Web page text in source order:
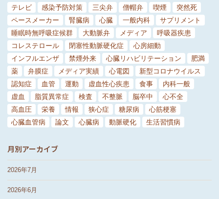
テレビ 感染予防対策 三尖弁 僧帽弁 喫煙
突然死
ペースメーカー
腎臓病 心臓 一般内科
サプリメント
睡眠時無呼吸症候群
大動脈弁 メディア
呼吸器疾患
コレステロール
閉塞性動脈硬化症
心房細動
インフルエンザ
禁煙外来 心臓リハビリテーション
肥満
薬
弁膜症 メディア実績 心電図
新型コロナウイルス
認知症
血管 運動 虚血性心疾患 食事
内科一般
虚血
脂質異常症 検査 不整脈 脳卒中
心不全
高血圧
栄養 情報 狭心症 糖尿病
心筋梗塞
心臓血管病
論文 心臓病 動脈硬化 生活習慣病
月別アーカイブ
2026年7月
2026年6月